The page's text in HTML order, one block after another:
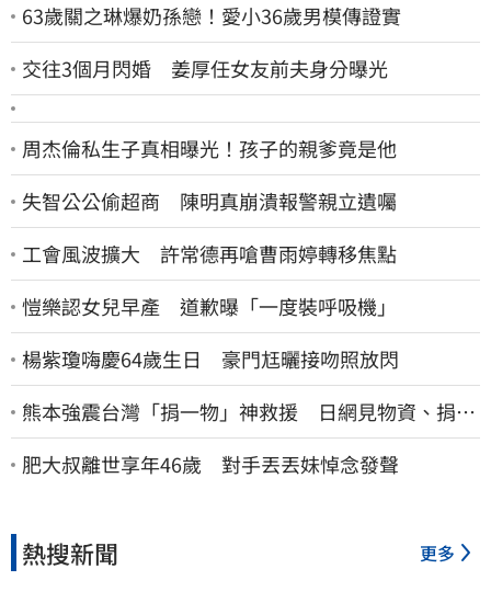
63歲關之琳爆奶孫戀！愛小36歲男模傳證實
交往3個月閃婚 姜厚任女友前夫身分曝光
周杰倫私生子真相曝光！孩子的親爹竟是他
失智公公偷超商 陳明真崩潰報警親立遺囑
工會風波擴大 許常德再嗆曹雨婷轉移焦點
愷樂認女兒早產 道歉曝「一度裝呼吸機」
楊紫瓊嗨慶64歲生日 豪門尪曬接吻照放閃
熊本強震台灣「捐一物」神救援 日網見物資、捐款
喊：給台灣統治算了
肥大叔離世享年46歲 對手丟丟妹悼念發聲
熱搜新聞 更多